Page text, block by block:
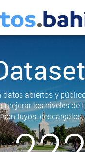
datos abiertos y
mejorar los niveles de
tuyos,